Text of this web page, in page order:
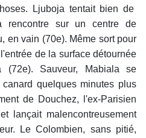
Ljuboja tentait bien de
rencontre sur un centre de
en vain (70e). Même sort pour
de la surface détournée
Sauveur, Mabiala se
quelques minutes plus
de Douchez, l'ex-Parisien
lançait malencontreusement
Le Colombien, sans pitié,